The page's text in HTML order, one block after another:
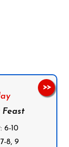
Feast
6-10
8, 9
>>